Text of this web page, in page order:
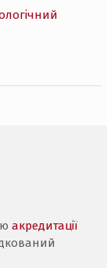
акредитації